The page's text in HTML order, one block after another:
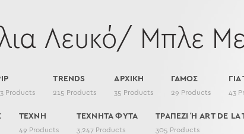
Λευκό/ Μπλε
Products
TRENDS
215 Products
ΑΡΧΙΚΗ
35 Products
ΓΑΜΟΣ
29 Products 43
ΤΕΧΝΗ
49 Products
ΤΕΧΝΗΤΑ ΦΥΤΑ
3,247 Products
ΤΡΑΠΕΖΙ Ή ART DE LA
305 Products